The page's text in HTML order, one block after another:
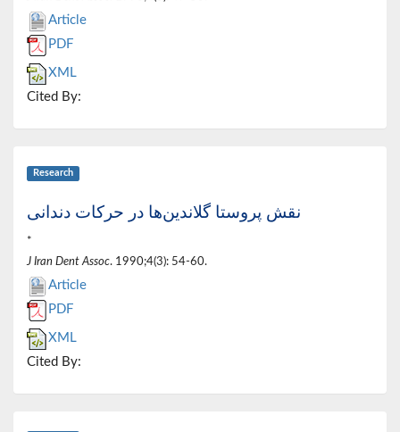
Article
PDF
XML
Cited By:
Research
نقش پروستا گلاندین‌ها در حرکات دندانی
*
J Iran Dent Assoc. 1990;4(3): 54-60.
Article
PDF
XML
Cited By: